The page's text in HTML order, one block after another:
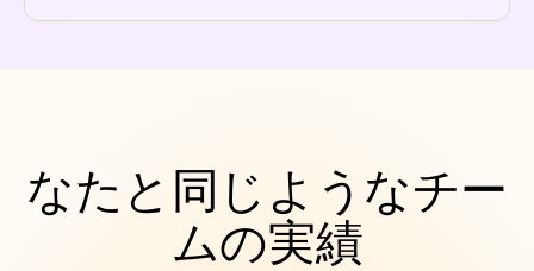
なたと同じようなチー
ムの実績